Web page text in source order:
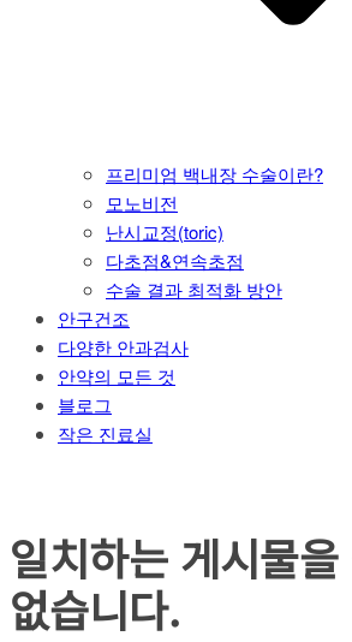
프리미엄 백내장 수술이란?
모노비전
난시교정(toric)
다초점&연속초점
수술 결과 최적화 방안
안구건조
다양한 안과검사
안약의 모든 것
블로그
작은 진료실
일치하는 게시물
없습니다.